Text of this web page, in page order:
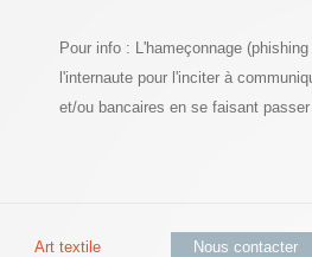
Pour info : L'hameçonnage
l'internaute pour l'inciter à
et/ou bancaires en se faisant
Art textile
Nous contacter